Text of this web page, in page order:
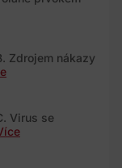
Zdrojem nákazy
Virus se